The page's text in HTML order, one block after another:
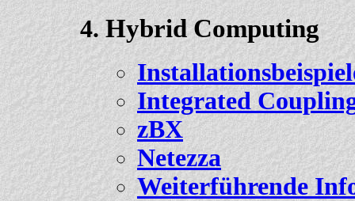
Hybrid Computing
Integrated
zBX
Netezza
Weiterführende